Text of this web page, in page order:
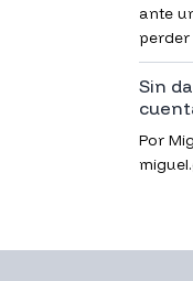
ante
perder
es
Sin
Por